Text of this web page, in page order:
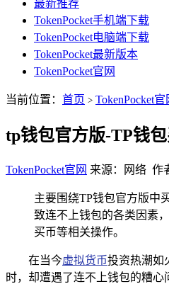
最新推荐
TokenPocket手机端下载
TokenPocket电脑端下载
TokenPocket最新版本
TokenPocket官网
当前位置： 首页 > TokenPocket官
tp钱包官方版-TP钱
TokenPocket官网 来源：网络 作
主要围绕TP钱包官方版中
致连不上钱包的各类因素
买币等相关操作。
在当今虚拟货币投资热潮如
时，却遭遇了连不上钱包的糟